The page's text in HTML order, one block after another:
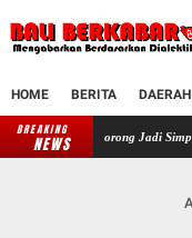
HOME BERITA DAERAH
BREAKING
NEWS
Jadi Simpul Strategis